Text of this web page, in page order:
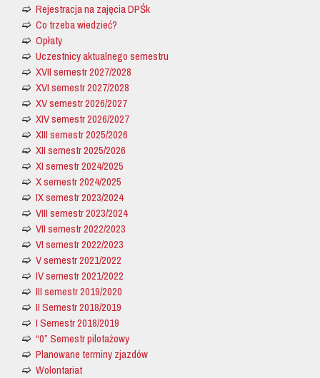
Rejestracja na zajęcia DPŚk
Co trzeba wiedzieć?
Opłaty
Uczestnicy aktualnego semestru
XVII semestr 2027/2028
XVI semestr 2027/2028
XV semestr 2026/2027
XIV semestr 2026/2027
XIII semestr 2025/2026
XII semestr 2025/2026
XI semestr 2024/2025
X semestr 2024/2025
IX semestr 2023/2024
VIII semestr 2023/2024
VII semestr 2022/2023
VI semestr 2022/2023
V semestr 2021/2022
IV semestr 2021/2022
III semestr 2019/2020
II Semestr 2018/2019
I Semestr 2018/2019
“0” Semestr pilotażowy
Planowane terminy zjazdów
Wolontariat